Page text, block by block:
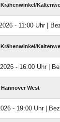
Krähenwinkel/​
- 11:00 Uhr |
Krähenwinkel/​
- 16:00 Uhr |
Hannover West
- 19:00 Uhr |